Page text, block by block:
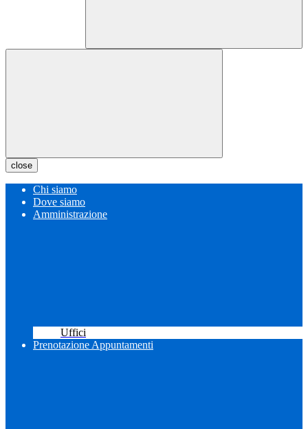
close
Chi siamo
Dove siamo
Amministrazione
Uffici
Prenotazione Appuntamenti